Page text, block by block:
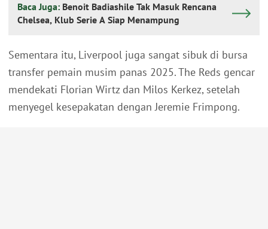
Baca Juga: Benoit Badiashile Tak Masuk Rencana
Chelsea, Klub Serie A Siap Menampung
Sementara itu, Liverpool juga sangat sibuk di bursa
transfer pemain musim panas 2025. The Reds gencar
mendekati Florian Wirtz dan Milos Kerkez, setelah
menyegel kesepakatan dengan Jeremie Frimpong.